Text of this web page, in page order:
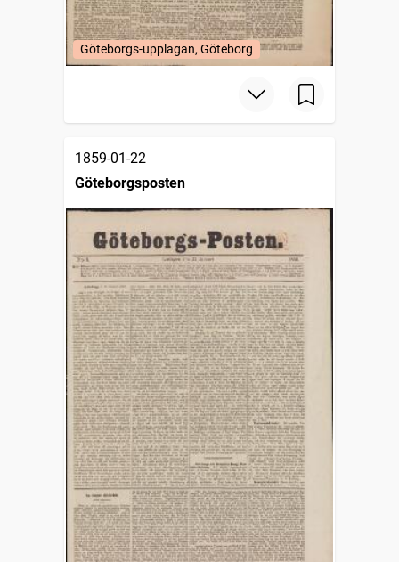
Göteborgs-upplagan, Göteborg
1859-01-22
Göteborgsposten